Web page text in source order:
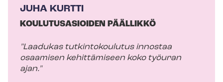
JUHA KURTTI
KOULUTUSASIOIDEN PÄÄLLIKKÖ
"Laadukas tutkintokoulutus innostaa
osaamisen kehittämiseen koko työuran
ajan."